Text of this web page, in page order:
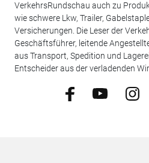
VerkehrsRundschau auch zu
wie schwere Lkw, Trailer,
Versicherungen. Die Leser der
Geschäftsführer, leitende
aus Transport, Spedition und
Entscheider aus der verladenden